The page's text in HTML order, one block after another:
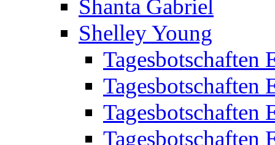
Shanta Gabriel
Shelley Young
Tagesbotschaften
Tagesbotschaften
Tagesbotschaften
Tagesbotschaften